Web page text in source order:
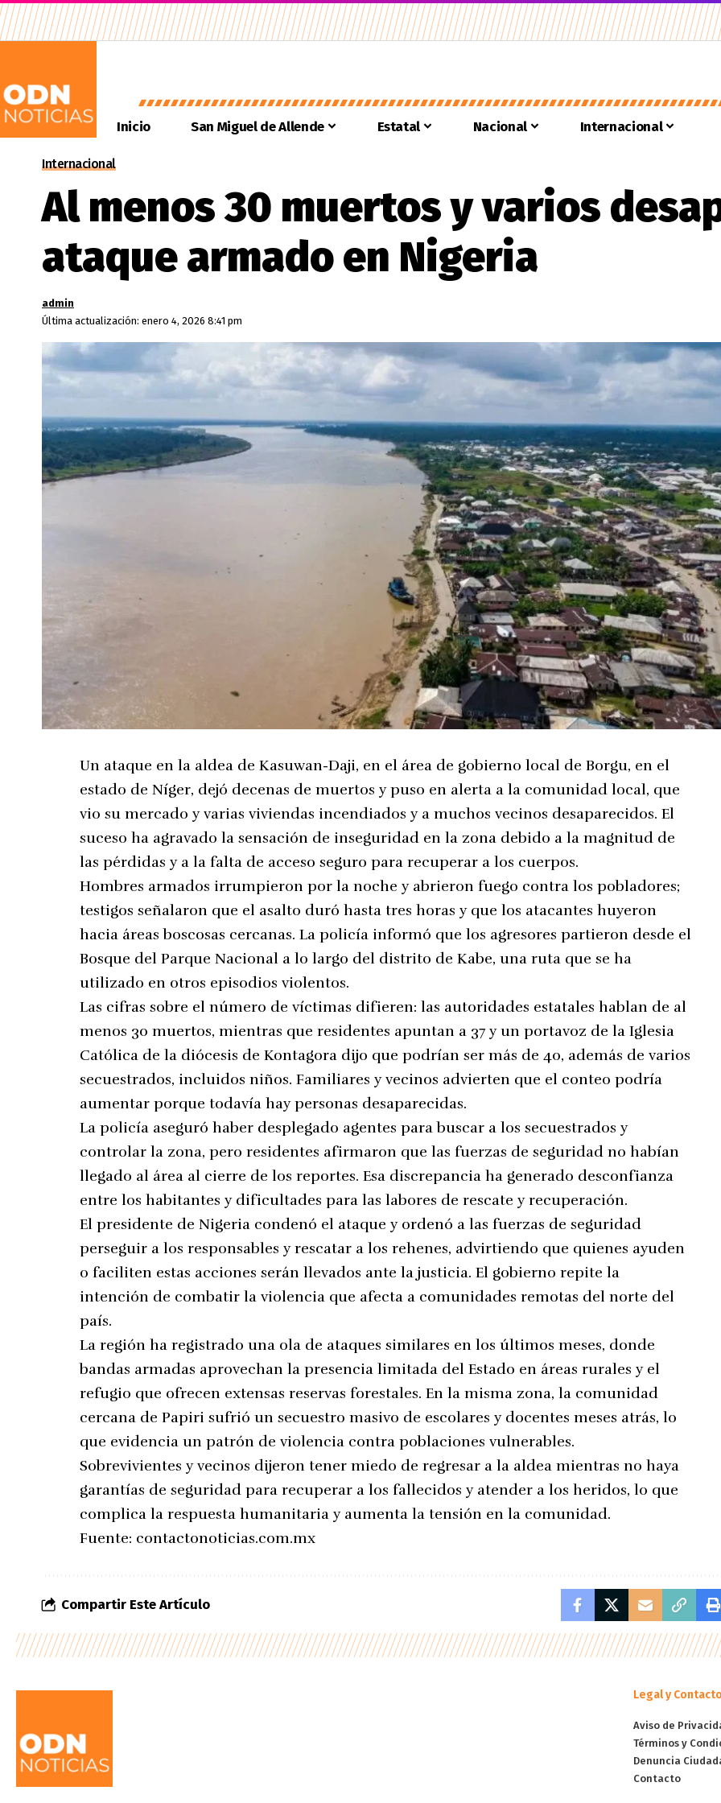
Inicio San Miguel de Allende Estatal Nacional Internacional
Internacional
Al menos 30 muertos y varios
ataque armado en Nigeria
Última actualización: enero 4, 2026 8:41 pm
admin
Un ataque en la aldea de Kasuwan-Daji, en el área de gobierno local de Borgu, en el
estado de Níger, dejó decenas de muertos y puso en alerta a la comunidad local, que
vio su mercado y varias viviendas incendiados y a muchos vecinos desaparecidos. El
suceso ha agravado la sensación de inseguridad en la zona debido a la magnitud de
las pérdidas y a la falta de acceso seguro para recuperar a los cuerpos.
Hombres armados irrumpieron por la noche y abrieron fuego contra los pobladores;
testigos señalaron que el asalto duró hasta tres horas y que los atacantes huyeron
hacia áreas boscosas cercanas. La policía informó que los agresores partieron desde el
Bosque del Parque Nacional a lo largo del distrito de Kabe, una ruta que se ha
utilizado en otros episodios violentos.
Las cifras sobre el número de víctimas difieren: las autoridades estatales hablan de al
menos 30 muertos, mientras que residentes apuntan a 37 y un portavoz de la Iglesia
Católica de la diócesis de Kontagora dijo que podrían ser más de 40, además de varios
secuestrados, incluidos niños. Familiares y vecinos advierten que el conteo podría
aumentar porque todavía hay personas desaparecidas.
La policía aseguró haber desplegado agentes para buscar a los secuestrados y
controlar la zona, pero residentes afirmaron que las fuerzas de seguridad no habían
llegado al área al cierre de los reportes. Esa discrepancia ha generado desconfianza
entre los habitantes y dificultades para las labores de rescate y recuperación.
El presidente de Nigeria condenó el ataque y ordenó a las fuerzas de seguridad
perseguir a los responsables y rescatar a los rehenes, advirtiendo que quienes ayuden
o faciliten estas acciones serán llevados ante la justicia. El gobierno repite la
intención de combatir la violencia que afecta a comunidades remotas del norte del
país.
La región ha registrado una ola de ataques similares en los últimos meses, donde
bandas armadas aprovechan la presencia limitada del Estado en áreas rurales y el
refugio que ofrecen extensas reservas forestales. En la misma zona, la comunidad
cercana de Papiri sufrió un secuestro masivo de escolares y docentes meses atrás, lo
que evidencia un patrón de violencia contra poblaciones vulnerables.
Sobrevivientes y vecinos dijeron tener miedo de regresar a la aldea mientras no haya
garantías de seguridad para recuperar a los fallecidos y atender a los heridos, lo que
complica la respuesta humanitaria y aumenta la tensión en la comunidad.
Fuente: contactonoticias.com.mx
Compartir Este Artículo
Legal y Contacto
Aviso de
Términos y
Denuncia
Contacto